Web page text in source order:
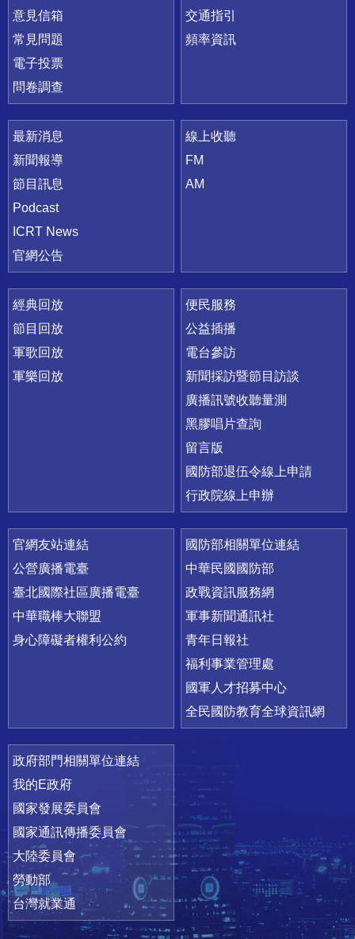
意見信箱
常見問題
電子投票
問卷調查
交通指引
頻率資訊
最新消息
新聞報導
節目訊息
Podcast
ICRT News
官網公告
線上收聽
FM
AM
經典回放
節目回放
軍歌回放
軍樂回放
便民服務
公益插播
電台參訪
新聞採訪暨節目訪談
廣播訊號收聽量測
黑膠唱片查詢
留言版
國防部退伍令線上申請
行政院線上申辦
官網友站連結
公營廣播電臺
臺北國際社區廣播電臺
中華職棒大聯盟
身心障礙者權利公約
國防部相關單位連結
中華民國國防部
政戰資訊服務網
軍事新聞通訊社
青年日報社
福利事業管理處
國軍人才招募中心
全民國防教育全球資訊網
政府部門相關單位連結
我的E政府
國家發展委員會
國家通訊傳播委員會
大陸委員會
勞動部
台灣就業通